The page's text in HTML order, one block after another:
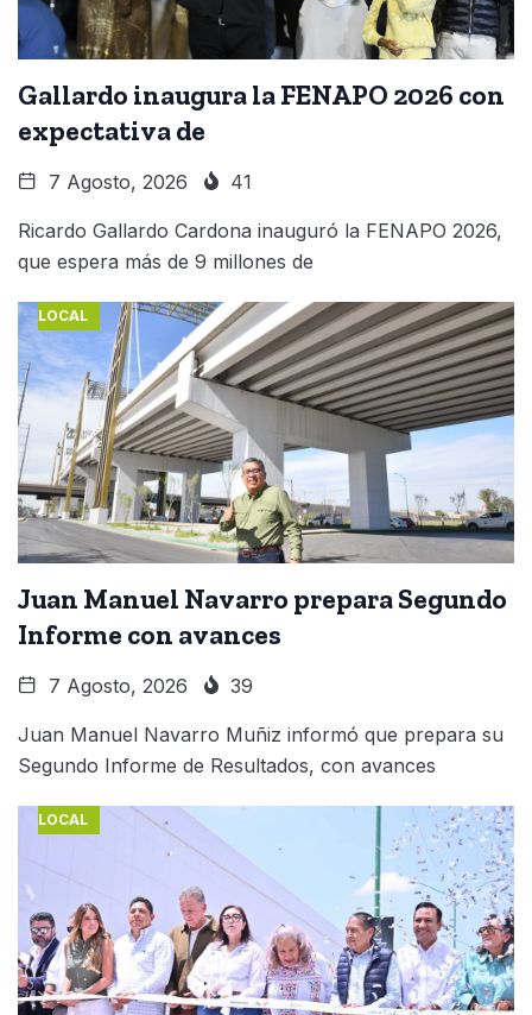
Gallardo inaugura la FENAPO 2026 con
expectativa de
7 Agosto, 2026 41
Ricardo Gallardo Cardona inauguró la FENAPO 2026,
que espera más de 9 millones de
LOCAL
Juan Manuel Navarro prepara Segundo
Informe con avances
7 Agosto, 2026 39
Juan Manuel Navarro Muñiz informó que prepara su
Segundo Informe de Resultados, con avances
LOCAL